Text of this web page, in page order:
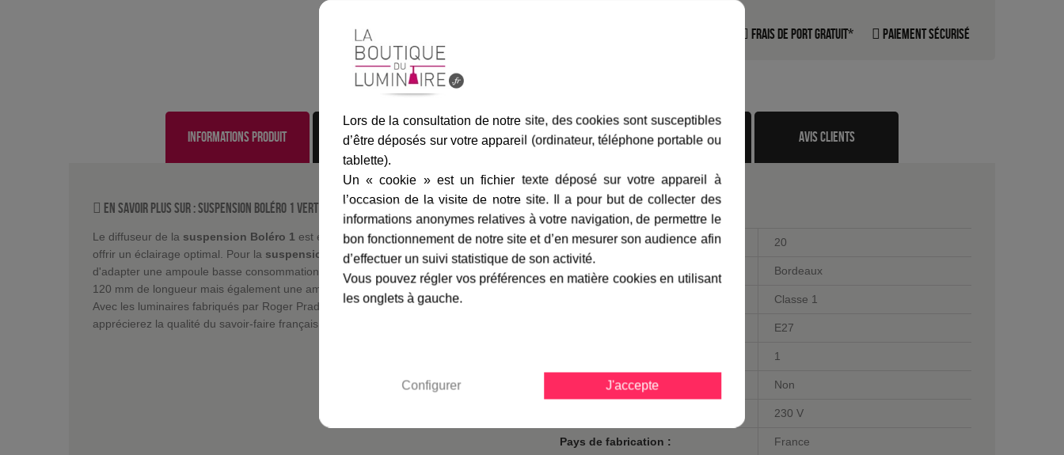
Frais de port gratuit* Paiement sécurisé
Informations produit marque livraison gamme complète avis clients
En savoir plus sur :Suspension Boléro 1 Vert sapin -Roger Pradier
Le diffuseur de la suspension Boléro 1 est en verre clair prismatique pour vous
offrir un éclairage optimal. Pour la suspension Boléro 1vous pourrez choisir
d'adapter une ampoule basse consommation, LED de 20 watts ne dépassant pas
120 mm de longueur mais également une ampoule halogène de 105 watts max.
Avec les luminaires fabriqués par Roger Pradier depuis plus de 100 ans, vous
apprécierez la qualité du savoir-faire français.
Fiche technique
Largeur en cm : 20
Finition / couleur : Bordeaux
Classe 1
E27
1
Ampoule(s) fournie(s) : Non
230 V
Pays de fabrication : France
Lors de la consultation de notre site, des cookies sont susceptibles
d’être déposés sur votre appareil (ordinateur, téléphone portable ou
tablette).
Un « cookie » est un fichier texte déposé sur votre appareil à
l’occasion de la visite de notre site. Il a pour but de collecter des
informations anonymes relatives à votre navigation, de permettre le
bon fonctionnement de notre site et d’en mesurer son audience afin
d’effectuer un suivi statistique de son activité.
Vous pouvez régler vos préférences en matière cookies en utilisant
les onglets à gauche.
Configurer J'accepte